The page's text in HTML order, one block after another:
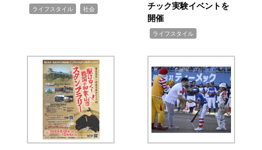
ライフスタイル 社会
チック実験イベントを
開催
ライフスタイル